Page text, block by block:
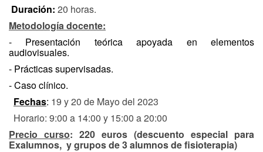
Duración: 20 horas.
Metodología docente:
- Presentación teórica apoyada en elementos
audiovisuales.
- Prácticas supervisadas.
- Caso clínico.
Fechas: 19 y 20 de Mayo del 2023
Horario: 9:00 a 14:00 y 15:00 a 20:00
Precio curso: 220 euros (descuento especial para
Exalumnos, y grupos de 3 alumnos de fisioterapia)